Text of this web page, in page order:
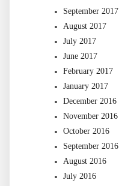
September 2017
August 2017
July 2017
June 2017
February 2017
January 2017
December 2016
November 2016
October 2016
September 2016
August 2016
July 2016